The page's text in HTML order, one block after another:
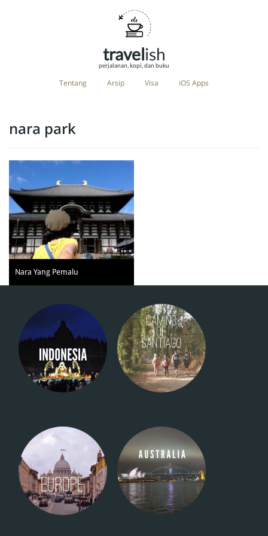
travelish
perjalanan, kopi, dan buku
Tentang Arsip Visa iOS Apps
nara park
Nara Yang Pemalu